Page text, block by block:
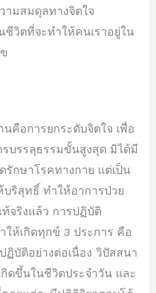
ามสมดุลทางจิตใจ
ชีวิตที่จะทำให้คนเราอยู่ใน
คือการยกระดับจิตใจ เพื่อ
บรรลุธรรมขั้นสูงสุด มิได้มี
รักษาโรคทางกาย แต่เป็น
บริสุทธิ์ ทำให้อาการป่วย
จริงแล้ว การปฏิบัติ
ให้เกิดทุกข์ 3 ประการ คือ
บัติอย่างต่อเนื่อง วิปัสสนา
ดขึ้นในชีวิตประจำวัน และ